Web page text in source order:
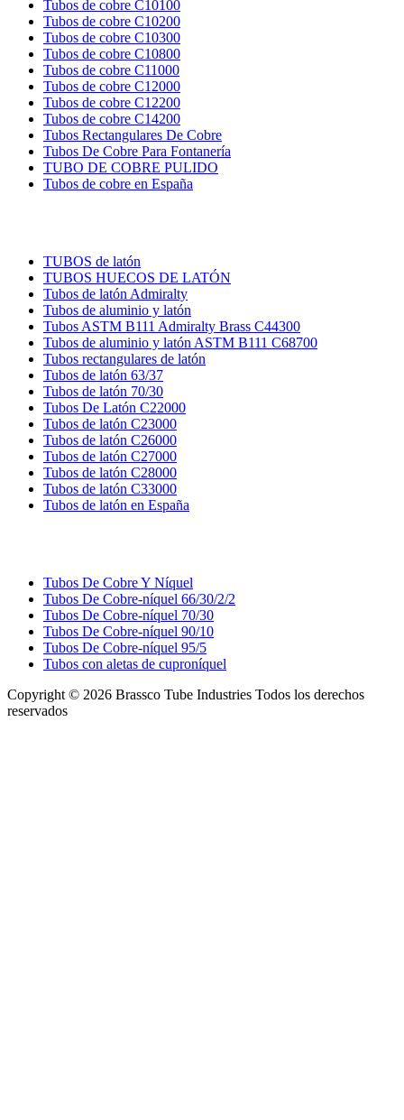
Tubos de cobre C10100
Tubos de cobre C10200
Tubos de cobre C10300
Tubos de cobre C10800
Tubos de cobre C11000
Tubos de cobre C12000
Tubos de cobre C12200
Tubos de cobre C14200
Tubos Rectangulares De Cobre
Tubos De Cobre Para Fontanería
TUBO DE COBRE PULIDO
Tubos de cobre en España
TUBOS de latón
TUBOS HUECOS DE LATÓN
Tubos de latón Admiralty
Tubos de aluminio y latón
Tubos ASTM B111 Admiralty Brass C44300
Tubos de aluminio y latón ASTM B111 C68700
Tubos rectangulares de latón
Tubos de latón 63/37
Tubos de latón 70/30
Tubos De Latón C22000
Tubos de latón C23000
Tubos de latón C26000
Tubos de latón C27000
Tubos de latón C28000
Tubos de latón C33000
Tubos de latón en España
Tubos De Cobre Y Níquel
Tubos De Cobre-níquel 66/30/2/2
Tubos De Cobre-níquel 70/30
Tubos De Cobre-níquel 90/10
Tubos De Cobre-níquel 95/5
Tubos con aletas de cuproníquel
Copyright © 2026 Brassco Tube Industries Todos los derechos
reservados